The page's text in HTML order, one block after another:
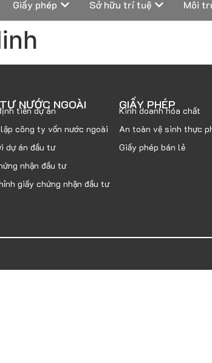
Giấy phép Sở hữu trí tuệ Môi
NƯỚC NGOÀI
tiền dự án
công ty vốn nước ngoài
dự án đầu tư
nhận đầu tư
giấy chứng nhận đầu tư
GIẤY PHÉP
Kinh doanh hóa chất
An toàn vệ sinh thực
Giấy phép bán lẻ